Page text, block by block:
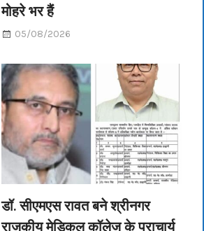
मोहरे भर हैं
05/08/2026
डॉ. सीएमएस रावत बने श्रीनगर
राजकीय मेडिकल कॉलेज के प्राचार्य